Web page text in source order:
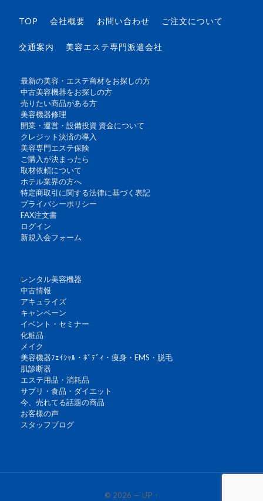
TOP 会社概要 お問い合わせ ご注文について
交通案内 美容エステ専門派遣会社
最新の美容・エステ商材をお探しの方
中古美容機器をお探しの方
売りたい商品がある方
美容機器修理
開業・運営・設備投資 資金について
クレジット決済の導入
美容専門エステ保険
ご購入が決まったら
取材依頼について
ホテル業界の方へ
特定商取引に関する法律に基づく表記
プライバシーポリシー
FAX注文書
ログイン
新規入会フォーム
レンタル美容機器
中古情報
アキュライズ
キャンペーン
イベント・セミナー
化粧品
メイク
美容機器ﾌｪｲｼｬﾙ・ﾎﾞﾃﾞｨ・痩身・EMS・脱毛
肌診断器
エステ用品・消耗品
サプリ・食品・ダイエット
今、売れてる話題の商品
お客様の声
スタッフブログ
© 2026 — UP ↑